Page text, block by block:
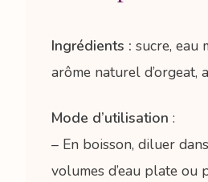
Ingrédients : sucre, eau
arôme naturel d’orgeat,
Mode d’utilisation :
– En boisson, diluer
volumes d’eau plate ou